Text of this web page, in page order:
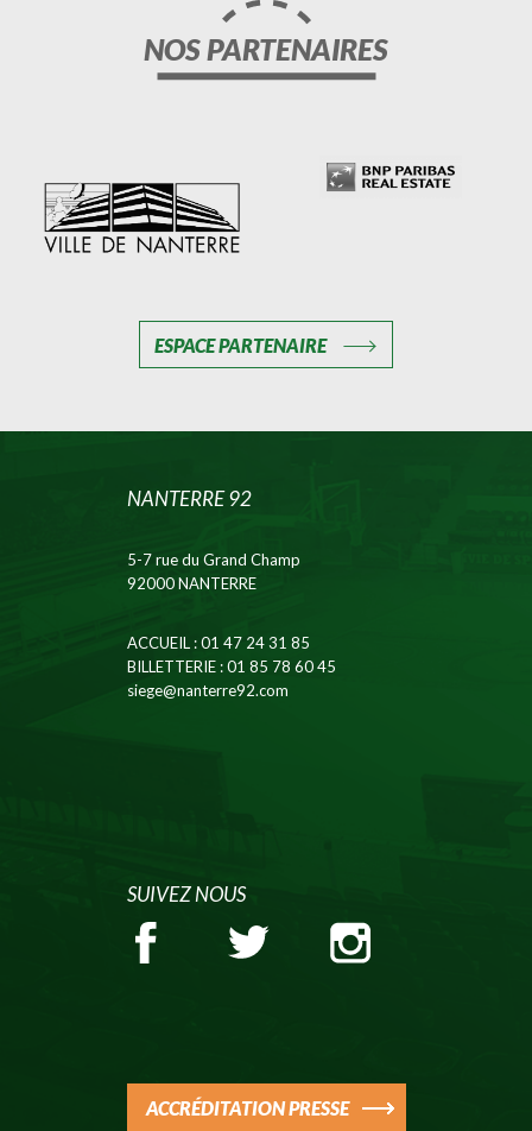
NOS PARTENAIRES
ESPACE PARTENAIRE
NANTERRE 92
5-7 rue du Grand Champ
92000 NANTERRE
ACCUEIL: 01 47 24 31 85
BILLETTERIE: 01 85 78 60 45
siege@nanterre92.com
SUIVEZ NOUS
ACCRÉDITATION PRESSE